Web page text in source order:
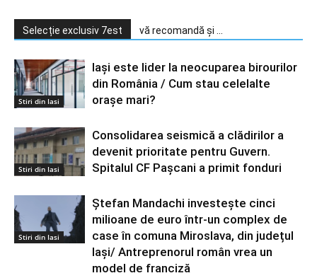
Selecție exclusiv 7est vă recomandă și ...
Stiri din Iasi
Iași este lider la neocuparea birourilor
din România / Cum stau celelalte
orașe mari?
Stiri din Iasi
Consolidarea seismică a clădirilor a
devenit prioritate pentru Guvern.
Spitalul CF Pașcani a primit fonduri
Stiri din Iasi
Ștefan Mandachi investește cinci
milioane de euro într-un complex de
case în comuna Miroslava, din județul
Iași/ Antreprenorul român vrea un
model de franciză